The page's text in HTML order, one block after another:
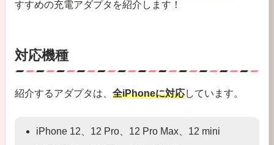
すすめの充電アダプタを紹介します！
対応機種
紹介するアダプタは、 全iPhoneに対応しています。
iPhone 12、12 Pro、12 Pro Max、12 mini